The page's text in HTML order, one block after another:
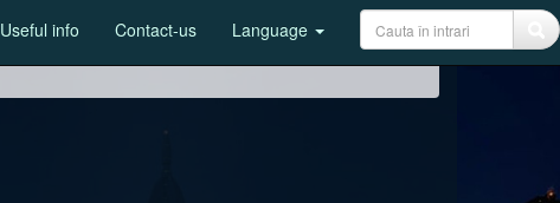
Useful info Contact-us Language